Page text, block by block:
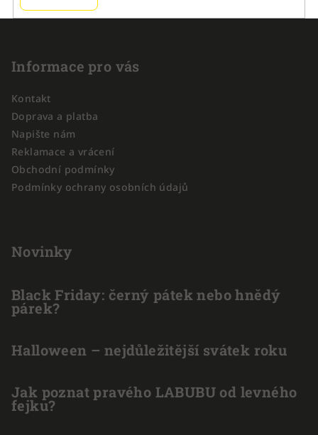
Informace pro vás
Kontakt
Doprava a platba
Napište nám
Reklamace a vrácení
Obchodní podmínky
Podmínky ochrany osobních údajů
Novinky
Black Friday: černý pátek nebo hnědý
párek?
Halloween – nejdůležitější svátek roku
Jak poznat pravého LABUBU od levného
fejku?